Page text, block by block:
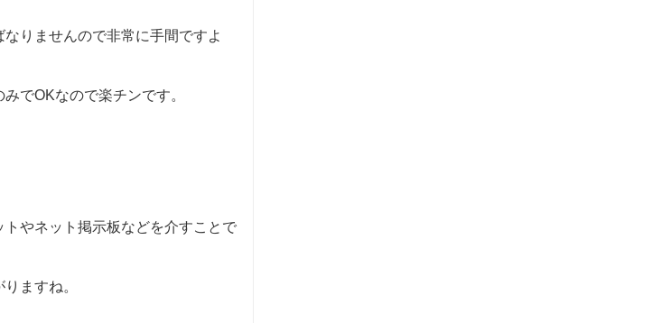
りませんので非常に手間ですよ
でOKなので楽チンです。
やネット掲示板などを介すことで
ますね。